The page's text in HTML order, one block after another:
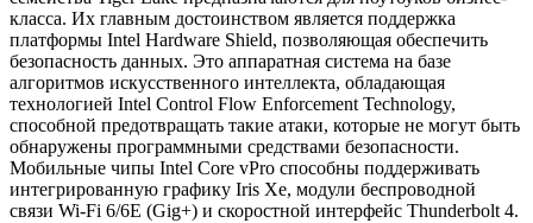
класса. Их главным достоинством является поддержка
платформы Intel Hardware Shield, позволяющая обеспечить
безопасность данных. Это аппаратная система на базе
алгоритмов искусственного интеллекта, обладающая
технологией Intel Control Flow Enforcement Technology,
способной предотвращать такие атаки, которые не могут быть
обнаружены программными средствами безопасности.
Мобильные чипы Intel Core vPro способны поддерживать
интегрированную графику Iris Xe, модули беспроводной
связи Wi-Fi 6/6E (Gig+) и скоростной интерфейс Thunderbolt 4.